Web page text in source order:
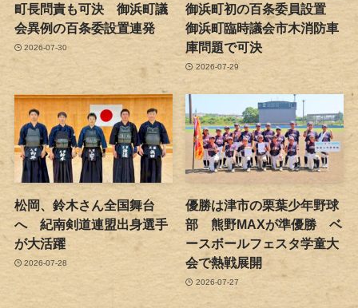
町長問責も可決 御浜町議
会異例の百条委設置連発
2026-07-30
御浜町初の百条委員設置
御浜町臨時議会市木消防車
庫問題で可決
2026-07-29
松岡、鈴木さん全国舞台
へ 紀南剣道連盟出身選手
が大活躍
2026-07-28
優勝は津市の栗葉少年野球
部 熊野MAXが準優勝 ベ
ースボールフェスタ学童大
会で熱戦展開
2026-07-27